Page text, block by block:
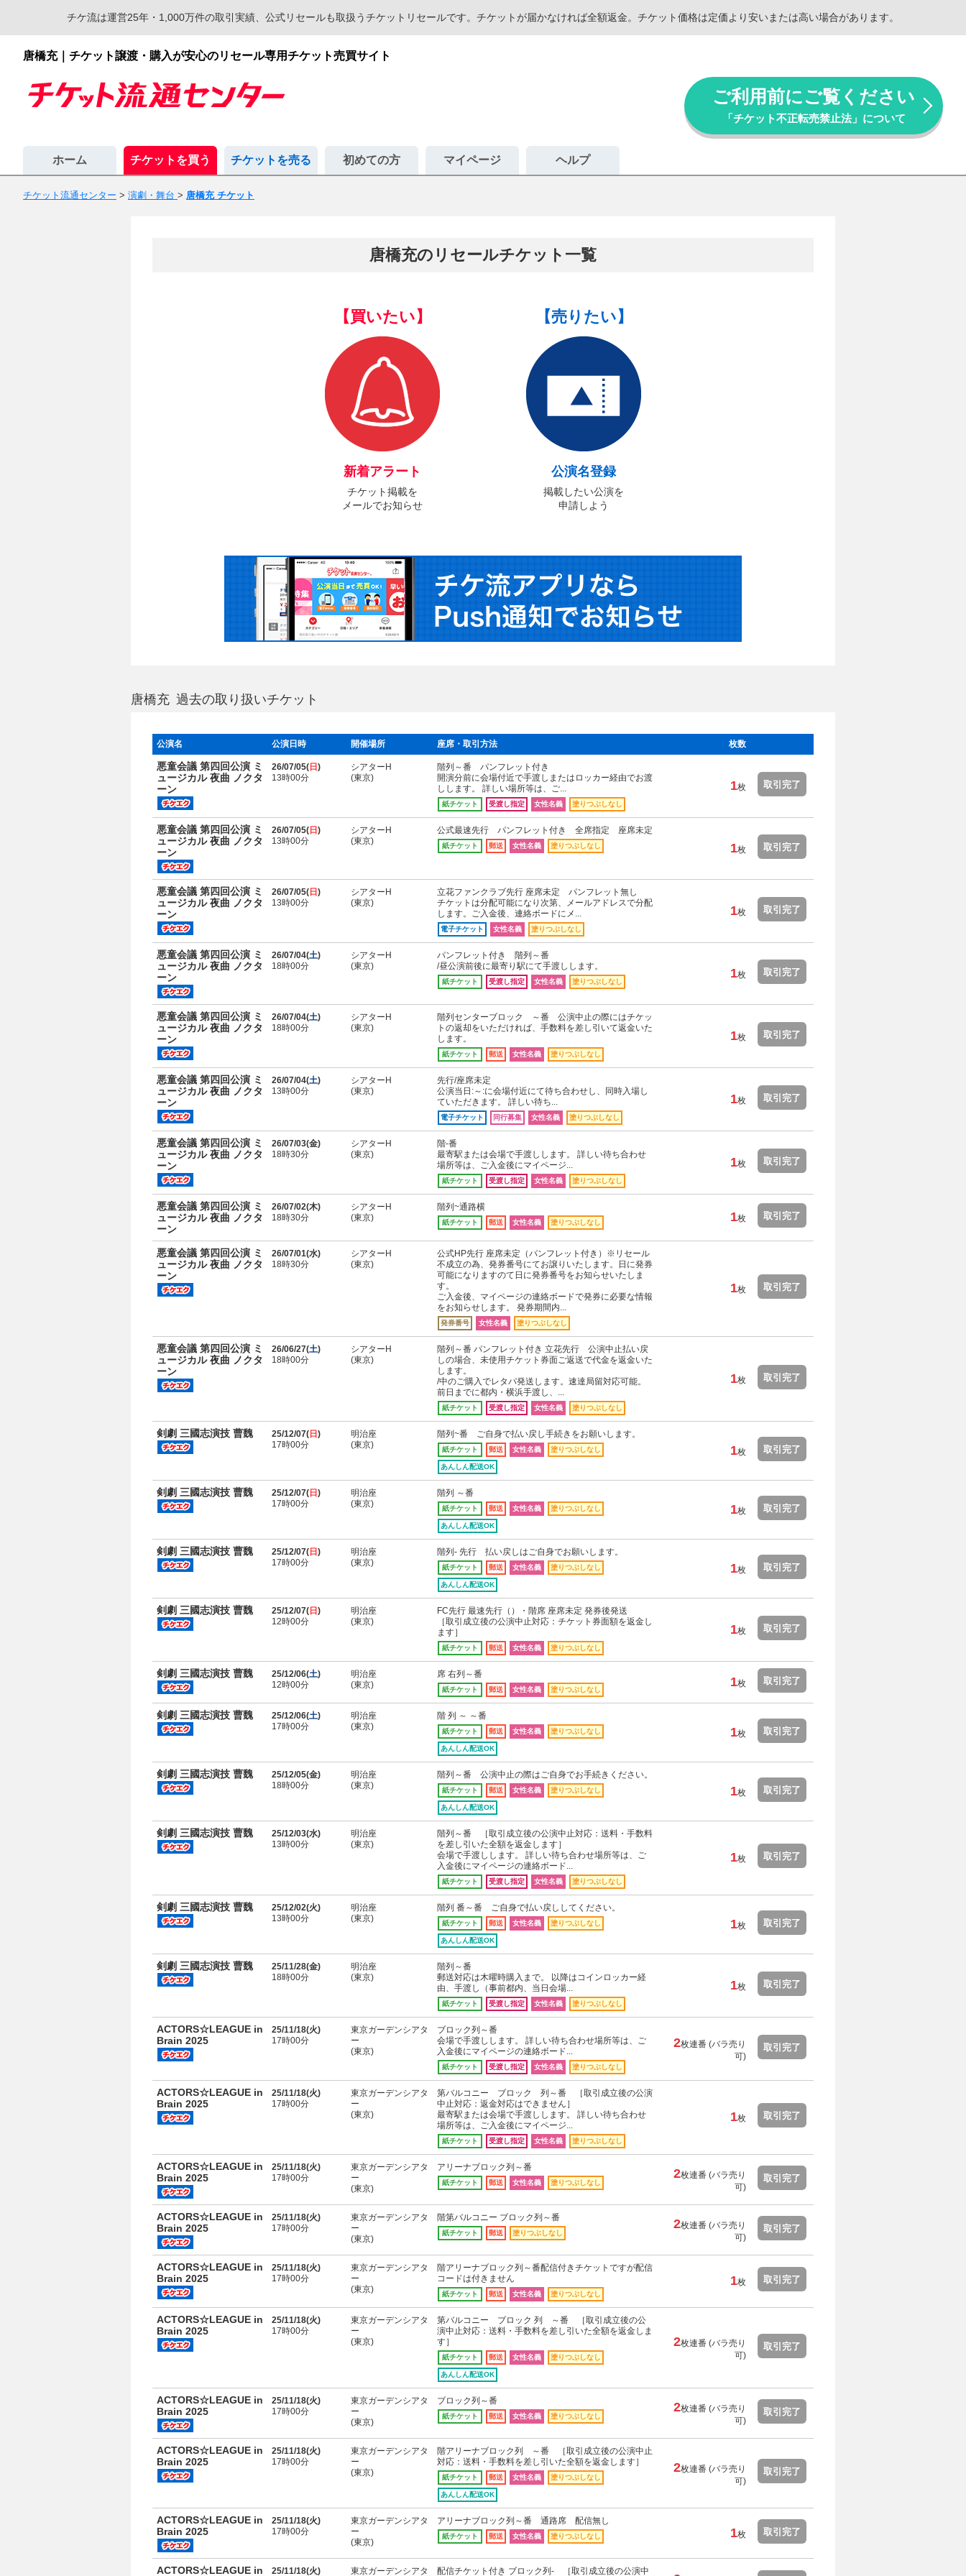
チケ流は運営25年・1,000万件の取引実績、公式リセールも取扱うチケットリセールです。チケットが届かなければ全額返金。チケット価格は定価より安いまたは高い場合があります。
唐橋充｜チケット譲渡・購入が安心のリセール専用チケット売買サイト
ご利用前にご覧ください
「チケット不正転売禁止法」について
ホーム チケットを買う チケットを売る 初めての方 マイページ ヘルプ
チケット流通センター > 演劇・舞台 > 唐橋充 チケット
唐橋充のリセールチケット一覧
【買いたい】
新着アラート
チケット掲載を
メールでお知らせ
【売りたい】
公演名登録
掲載したい公演を
申請しよう
唐橋充 過去の取り扱いチケット
公演名 公演日時 開催場所 座席・取引方法 枚数
悪童会議 第四回公演 ミ
ュージカル 夜曲 ノクタ
ーン
26/07/05( 日 )
13時00分
シアターH
(東京)
階列～番 パンフレット付き
開演分前に会場付近で手渡しまたはロッカー経由でお渡
しします。 詳しい場所等は、ご...
紙チケット 受渡し指定 女性名義 塗りつぶしなし
1枚 取引完了
悪童会議 第四回公演 ミ
ュージカル 夜曲 ノクタ
ーン
26/07/05( 日 )
13時00分
シアターH
(東京)
公式最速先行 パンフレット付き 全席指定 座席未定
紙チケット 郵送 女性名義 塗りつぶしなし 1枚 取引完了
悪童会議 第四回公演 ミ
ュージカル 夜曲 ノクタ
ーン
26/07/05( 日 )
13時00分
シアターH
(東京)
立花ファンクラブ先行 座席未定 パンフレット無し
チケットは分配可能になり次第、メールアドレスで分配
します。ご入金後、連絡ボードにメ...
電子チケット 女性名義 塗りつぶしなし
1枚 取引完了
悪童会議 第四回公演 ミ
ュージカル 夜曲 ノクタ
ーン
26/07/04(土)
18時00分
シアターH
(東京)
パンフレット付き 階列～番
/昼公演前後に最寄り駅にて手渡しします。
紙チケット 受渡し指定 女性名義 塗りつぶしなし
1枚 取引完了
悪童会議 第四回公演 ミ
ュージカル 夜曲 ノクタ
ーン
26/07/04(土)
18時00分
シアターH
(東京)
階列センターブロック ～番 公演中止の際にはチケッ
トの返却をいただければ、手数料を差し引いて返金いた
します。
紙チケット 郵送 女性名義 塗りつぶしなし
1枚 取引完了
悪童会議 第四回公演 ミ
ュージカル 夜曲 ノクタ
ーン
26/07/04(土)
13時00分
シアターH
(東京)
先行/座席未定
公演当日:～:に会場付近にて待ち合わせし、同時入場し
ていただきます。 詳しい待ち...
電子チケット 同行募集 女性名義 塗りつぶしなし
1枚 取引完了
悪童会議 第四回公演 ミ
ュージカル 夜曲 ノクタ
ーン
26/07/03(金)
18時30分
シアターH
(東京)
階-番
最寄駅または会場で手渡しします。 詳しい待ち合わせ
場所等は、ご入金後にマイページ...
紙チケット 受渡し指定 女性名義 塗りつぶしなし
1枚 取引完了
悪童会議 第四回公演 ミ
ュージカル 夜曲 ノクタ
ーン
26/07/02(木)
18時30分
シアターH
(東京)
階列~通路横
紙チケット 郵送 女性名義 塗りつぶしなし 1枚 取引完了
悪童会議 第四回公演 ミ
ュージカル 夜曲 ノクタ
ーン
26/07/01(水)
18時30分
シアターH
(東京)
公式HP先行 座席未定（パンフレット付き）※リセール
不成立の為、発券番号にてお譲りいたします。日に発券
可能になりますのて日に発券番号をお知らせいたしま
す。
ご入金後、マイページの連絡ボードで発券に必要な情報
をお知らせします。 発券期間内...
発券番号 女性名義 塗りつぶしなし
1枚 取引完了
悪童会議 第四回公演 ミ
ュージカル 夜曲 ノクタ
ーン
26/06/27(土)
18時00分
シアターH
(東京)
階列～番 パンフレット付き 立花先行 公演中止払い戻
しの場合、未使用チケット券面ご返送で代金を返金いた
します。
/中のご購入でレタパ発送します。速達局留対応可能。
前日までに都内・横浜手渡し、...
紙チケット 受渡し指定 女性名義 塗りつぶしなし
1枚 取引完了
剣劇 三國志演技 曹魏 25/12/07( 日 )
17時00分
明治座
(東京)
階列~番 ご自身で払い戻し手続きをお願いします。
紙チケット 郵送 女性名義 塗りつぶしなし
あんしん配送OK
1枚 取引完了
剣劇 三國志演技 曹魏 25/12/07( 日 )
17時00分
明治座
(東京)
階列 ～番
紙チケット 郵送 女性名義 塗りつぶしなし
あんしん配送OK
1枚 取引完了
剣劇 三國志演技 曹魏 25/12/07( 日 )
17時00分
明治座
(東京)
階列- 先行 払い戻しはご自身でお願いします。
紙チケット 郵送 女性名義 塗りつぶしなし
あんしん配送OK
1枚 取引完了
剣劇 三國志演技 曹魏 25/12/07( 日 )
12時00分
明治座
(東京)
FC先行 最速先行（）・階席 座席未定 発券後発送
［取引成立後の公演中止対応：チケット券面額を返金し
ます］
紙チケット 郵送 女性名義 塗りつぶしなし
1枚 取引完了
剣劇 三國志演技 曹魏 25/12/06(土)
12時00分
明治座
(東京)
席 右列～番
紙チケット 郵送 女性名義 塗りつぶしなし
1枚 取引完了
剣劇 三國志演技 曹魏 25/12/06(土)
17時00分
明治座
(東京)
階 列 ～ ～番
紙チケット 郵送 女性名義 塗りつぶしなし
あんしん配送OK
1枚 取引完了
剣劇 三國志演技 曹魏 25/12/05(金)
18時00分
明治座
(東京)
階列～番 公演中止の際はご自身でお手続きください。
紙チケット 郵送 女性名義 塗りつぶしなし
あんしん配送OK
1枚 取引完了
剣劇 三國志演技 曹魏 25/12/03(水)
13時00分
明治座
(東京)
階列～番 ［取引成立後の公演中止対応：送料・手数料
を差し引いた全額を返金します］
会場で手渡しします。 詳しい待ち合わせ場所等は、ご
入金後にマイページの連絡ボード...
紙チケット 受渡し指定 女性名義 塗りつぶしなし
1枚 取引完了
剣劇 三國志演技 曹魏 25/12/02(火)
13時00分
明治座
(東京)
階列 番～番 ご自身で払い戻ししてください。
紙チケット 郵送 女性名義 塗りつぶしなし
あんしん配送OK
1枚 取引完了
剣劇 三國志演技 曹魏 25/11/28(金)
18時00分
明治座
(東京)
階列～番
郵送対応は木曜時購入まで。 以降はコインロッカー経
由、手渡し（事前都内、当日会場...
紙チケット 受渡し指定 女性名義 塗りつぶしなし
1枚 取引完了
ACTORS☆LEAGUE in
Brain 2025
25/11/18(火)
17時00分
東京ガーデンシアタ
ー
(東京)
ブロック列～番
会場で手渡しします。 詳しい待ち合わせ場所等は、ご
入金後にマイページの連絡ボード...
紙チケット 受渡し指定 女性名義 塗りつぶしなし
2枚連番 (バラ売り
可)
取引完了
ACTORS☆LEAGUE in
Brain 2025
25/11/18(火)
17時00分
東京ガーデンシアタ
ー
(東京)
第バルコニー ブロック 列～番 ［取引成立後の公演
中止対応：返金対応はできません］
最寄駅または会場で手渡しします。 詳しい待ち合わせ
場所等は、ご入金後にマイページ...
紙チケット 受渡し指定 女性名義 塗りつぶしなし
1枚 取引完了
ACTORS☆LEAGUE in
Brain 2025
25/11/18(火)
17時00分
東京ガーデンシアタ
ー
(東京)
アリーナブロック列～番
紙チケット 郵送 女性名義 塗りつぶしなし
2枚連番 (バラ売り
可)
取引完了
ACTORS☆LEAGUE in
Brain 2025
25/11/18(火)
17時00分
東京ガーデンシアタ
ー
(東京)
階第バルコニー ブロック列～番
紙チケット 郵送 塗りつぶしなし
2枚連番 (バラ売り
可)
取引完了
ACTORS☆LEAGUE in
Brain 2025
25/11/18(火)
17時00分
東京ガーデンシアタ
ー
(東京)
階アリーナブロック列～番配信付きチケットですが配信
コードは付きません
紙チケット 郵送 女性名義 塗りつぶしなし
1枚 取引完了
ACTORS☆LEAGUE in
Brain 2025
25/11/18(火)
17時00分
東京ガーデンシアタ
ー
(東京)
第バルコニー ブロック 列 ～番 ［取引成立後の公
演中止対応：送料・手数料を差し引いた全額を返金しま
す］
紙チケット 郵送 女性名義 塗りつぶしなし
あんしん配送OK
2枚連番 (バラ売り
可)
取引完了
ACTORS☆LEAGUE in
Brain 2025
25/11/18(火)
17時00分
東京ガーデンシアタ
ー
(東京)
ブロック列～番
紙チケット 郵送 女性名義 塗りつぶしなし
2枚連番 (バラ売り
可)
取引完了
ACTORS☆LEAGUE in
Brain 2025
25/11/18(火)
17時00分
東京ガーデンシアタ
ー
(東京)
階アリーナブロック列 ～番 ［取引成立後の公演中止
対応：送料・手数料を差し引いた全額を返金します］
紙チケット 郵送 女性名義 塗りつぶしなし
あんしん配送OK
2枚連番 (バラ売り
可)
取引完了
ACTORS☆LEAGUE in
Brain 2025
25/11/18(火)
17時00分
東京ガーデンシアタ
ー
(東京)
アリーナブロック列～番 通路席 配信無し
紙チケット 郵送 女性名義 塗りつぶしなし 1枚 取引完了
ACTORS☆LEAGUE in 25/11/18(火) 東京ガーデンシアタ 配信チケット付き ブロック列- ［取引成立後の公演中